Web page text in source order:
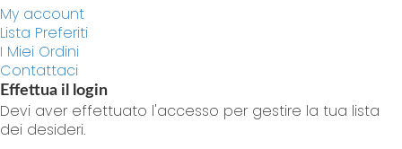
My account
Lista Preferiti
I Miei Ordini
Contattaci
Effettua il login
Devi aver effettuato l'accesso per gestire la tua lista
dei desideri.